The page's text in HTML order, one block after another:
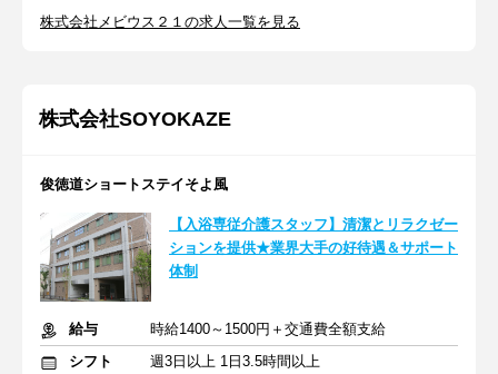
株式会社メビウス２１の求人一覧を見る
株式会社SOYOKAZE
俊徳道ショートステイそよ風
【入浴専従介護スタッフ】清潔とリラクゼー
ションを提供★業界大手の好待遇＆サポート
体制
給与
時給1400～1500円＋交通費全額支給
シフト
週3日以上 1日3.5時間以上